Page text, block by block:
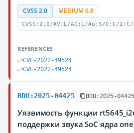
CVSS 2.0 MEDIUM 6.8
CVSS:2.0/AV:L/AC:L/Au:S/C:C/I:C/
REFERENCES
CVE-2022-49524
CVE-2022-49524
BDU:2025-04425 BDU:2025-04425
Уязвимость функции
поддержки звука SoC ядра